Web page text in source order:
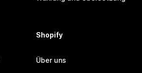
Shopify
Über uns